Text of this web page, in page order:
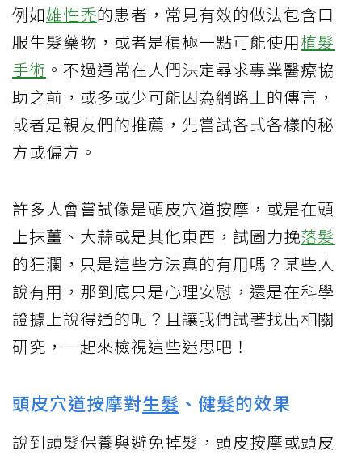
例如雄性禿的患者，常見有效的做法包含口
服生髮藥物，或者是積極一點可能使用植髮
手術 。不過通常在人們決定尋求專業醫療協
助之前，或多或少可能因為網路上的傳言，
或者是親友們的推薦，先嘗試各式各樣的秘
方或偏方。
許多人會嘗試像是頭皮穴道按摩，或是在頭
上抹薑、大蒜或是其他東西，試圖力挽落髮
的狂瀾，只是這些方法真的有用嗎？某些人
說有用，那到底只是心理安慰，還是在科學
證據上說得通的呢？且讓我們試著找出相關
研究，一起來檢視這些迷思吧！
頭皮穴道按摩對生髮 、健髮的效果
說到頭髮保養與避免掉髮，頭皮按摩或頭皮